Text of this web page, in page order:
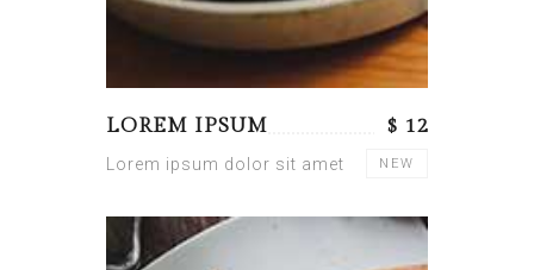
LOREM IPSUM $ 12
Lorem ipsum dolor sit amet NEW